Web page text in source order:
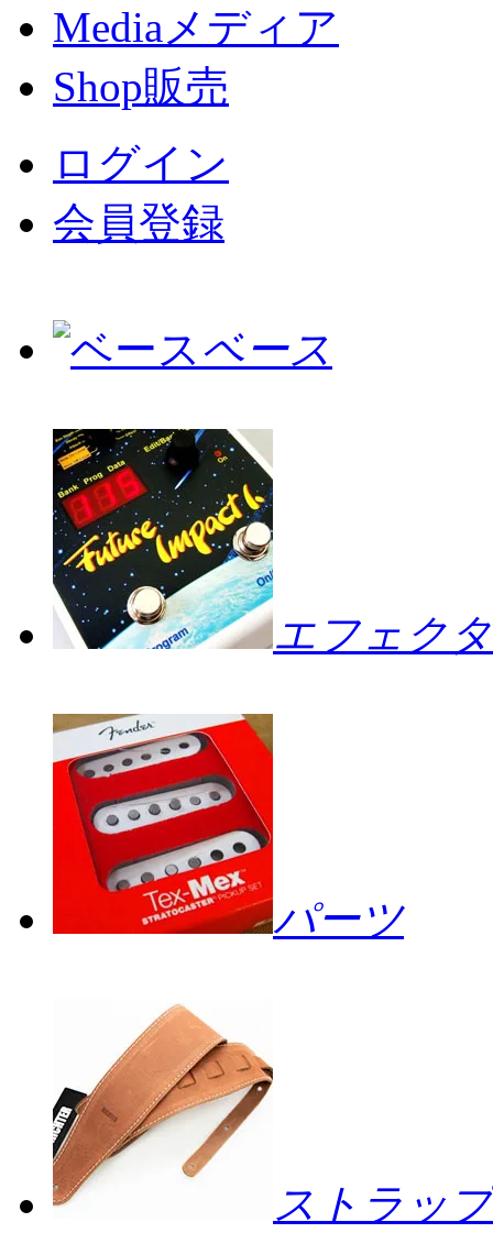
Mediaメディア
Shop販売
ログイン
会員登録
ベース
エフェク
パーツ
ストラップ